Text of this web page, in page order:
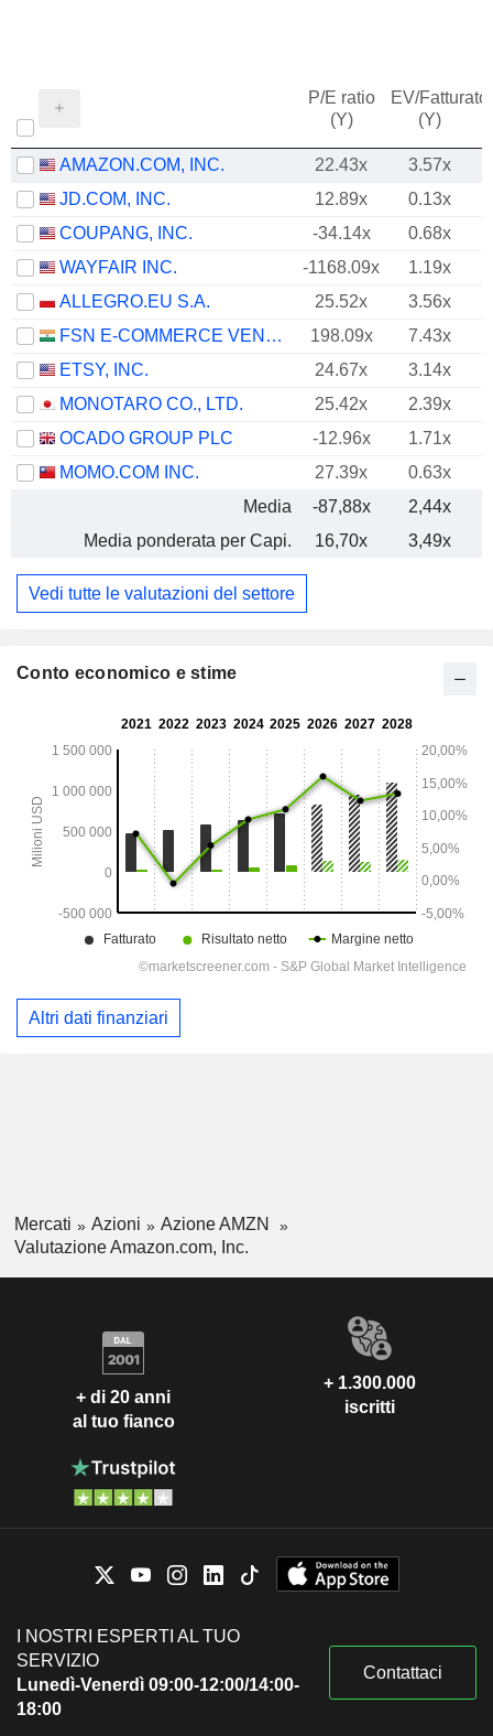
P/E ratio
(Y)
EV/Fatturato
(Y)
AMAZON.COM, INC. 22.43x 3.57x
JD.COM, INC.
12.89x
0.13x
COUPANG, INC.
-34.14x 0.68x
WAYFAIR INC.
-1168.09x 1.19x
ALLEGRO.EU S.A.
25.52x 3.56x
FSN E-COMMERCE VENTURES LIMITED
198.09x
7.43x
ETSY, INC.
24.67x 3.14x
MONOTARO CO., LTD.
25.42x 2.39x
OCADO GROUP PLC
-12.96x 1.71x
MOMO.COM INC.
27.39x 0.63x
Media
-87,88x 2,44x
Media ponderata per Capi.
16,70x 3,49x
Vedi tutte le valutazioni del settore
Conto economico e stime
Altri dati finanziari
Mercati Azioni
Azione AMZN
Valutazione Amazon.com, Inc.
+ di 20 anni
al tuo fianco
+ 1.300.000
iscritti
I NOSTRI ESPERTI AL TUO
SERVIZIO
Lunedì-Venerdì 09:00-12:00/14:00-
18:00
Contattaci